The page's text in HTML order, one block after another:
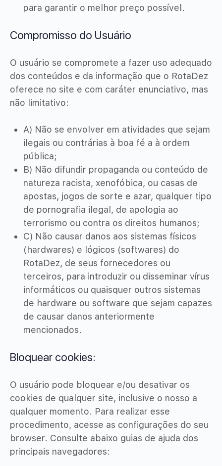
para garantir o melhor preço possível.
Compromisso do Usuário
O usuário se compromete a fazer uso adequado
dos conteúdos e da informação que o RotaDez
oferece no site e com caráter enunciativo, mas
não limitativo:
A) Não se envolver em atividades que sejam
ilegais ou contrárias à boa fé a à ordem
pública;
B) Não difundir propaganda ou conteúdo de
natureza racista, xenofóbica, ou casas de
apostas, jogos de sorte e azar, qualquer tipo
de pornografia ilegal, de apologia ao
terrorismo ou contra os direitos humanos;
C) Não causar danos aos sistemas físicos
(hardwares) e lógicos (softwares) do
RotaDez, de seus fornecedores ou
terceiros, para introduzir ou disseminar vírus
informáticos ou quaisquer outros sistemas
de hardware ou software que sejam capazes
de causar danos anteriormente
mencionados.
Bloquear cookies:
O usuário pode bloquear e/ou desativar os
cookies de qualquer site, inclusive o nosso a
qualquer momento. Para realizar esse
procedimento, acesse as configurações do seu
browser. Consulte abaixo guias de ajuda dos
principais navegadores: